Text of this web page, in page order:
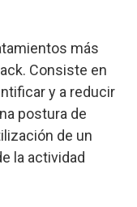
más
Consiste en
y a reducir
postura de
de un
la actividad